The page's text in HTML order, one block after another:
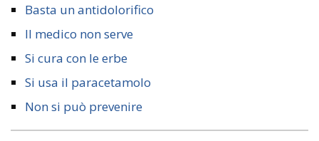
Basta un antidolorifico
Il medico non serve
Si cura con le erbe
Si usa il paracetamolo
Non si può prevenire